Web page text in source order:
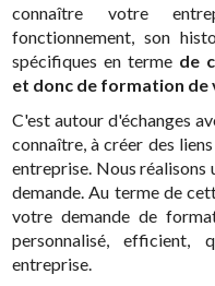
connaître votre
fonctionnement, son
spécifiques en terme de
et donc de formation de
C'est autour d'échanges
connaître, à créer des
entreprise. Nous réalisons
demande. Au terme de
votre demande de
personnalisé,
entreprise.